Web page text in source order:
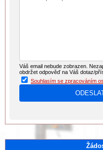
Váš email nebude zobrazen.
obdržet odpověď na Váš dotaz/
Souhlasím se zpracováním